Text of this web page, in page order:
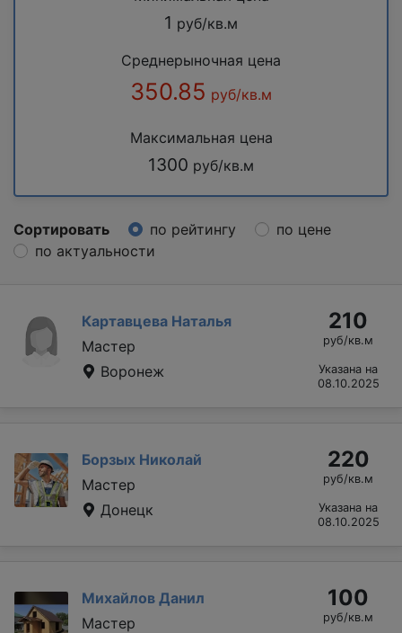
1 руб/кв.м
Среднерыночная цена
350.85 руб/кв.м
Максимальная цена
1300 руб/кв.м
Сортировать по рейтингу
по цене
по актуальности
Картавцева Наталья
Мастер
Воронеж
210
руб/кв.м
Указана на
08.10.2025
Борзых Николай
Мастер
Донецк
220
руб/кв.м
Указана на
08.10.2025
Михайлов Данил
Мастер
100
руб/кв.м